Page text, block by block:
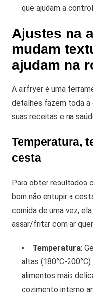
que ajudam a
Ajustes na
mudam
ajudam na
A airfryer é uma
detalhes fazem toda a
suas receitas e na
Temperatura,
cesta
Para obter resultados
bom não entupir a
comida de uma vez,
assar/fritar com ar
Temperatura:
altas (180°C-
alimentos mais
cozimento interno